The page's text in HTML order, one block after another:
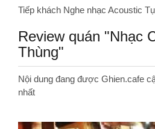
Tiếp khách Nghe nhạc Acoustic
Review quán "Nhạc
Thùng"
Nội dung đang được Ghien.cafe
nhất